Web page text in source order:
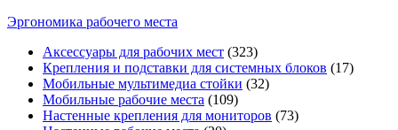
Эргономика рабочего места
Аксессуары для рабочих мест (323)
Крепления и подставки для системных блоков (17)
Мобильные мультимедиа стойки (32)
Мобильные рабочие места (109)
Настенные крепления для мониторов (73)